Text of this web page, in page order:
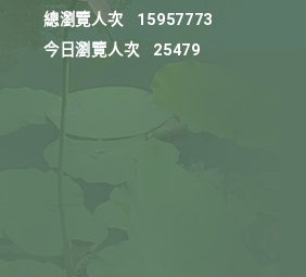
總瀏覽人次
15957773
今日瀏覽人次
25479